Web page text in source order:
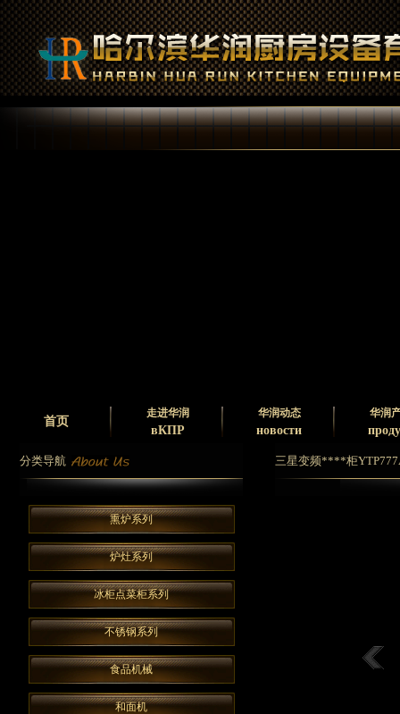
首页
走进华润
вКПР
华润动态
новости
华润
分类导航
熏炉系列
炉灶系列
冰柜点菜柜系列
不锈钢系列
食品机械
和面机
三星变频****柜